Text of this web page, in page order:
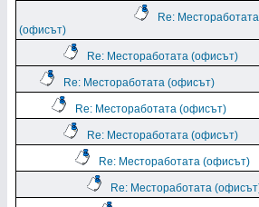
Re: Местоработата
(офисът)
Re: Местоработата (офисът)
Re: Местоработата (офисът)
Re: Местоработата (офисът)
Re: Местоработата (офисът)
Re: Местоработата (офисът)
Re: Местоработата